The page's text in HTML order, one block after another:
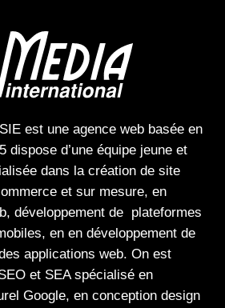
est une agence webbasée en
dispose d’une équipe jeune et
dans la création de site
et sur mesure, en
développement de plateformes
, en en développement de
applications web. On est
et SEAspécialisé en
Google, en conception design